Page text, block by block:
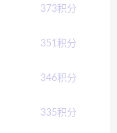
373积分
351 积分
346积分
335积分